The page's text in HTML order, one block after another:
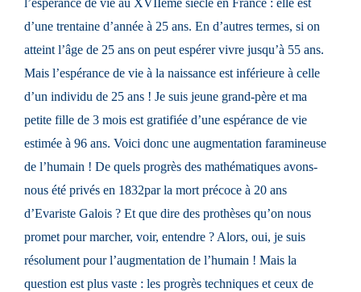
l’espérance de vie au XVIIème siècle en France : elle est
d’une trentaine d’année à 25 ans. En d’autres termes, si on
atteint l’âge de 25 ans on peut espérer vivre jusqu’à 55 ans.
Mais l’espérance de vie à la naissance est inférieure à celle
d’un individu de 25 ans ! Je suis jeune grand-père et ma
petite fille de 3 mois est gratifiée d’une espérance de vie
estimée à 96 ans. Voici donc une augmentation faramineuse
de l’humain ! De quels progrès des mathématiques avons-
nous été privés en 1832par la mort précoce à 20 ans
d’Evariste Galois ? Et que dire des prothèses qu’on nous
promet pour marcher, voir, entendre ? Alors, oui, je suis
résolument pour l’augmentation de l’humain ! Mais la
question est plus vaste : les progrès techniques et ceux de